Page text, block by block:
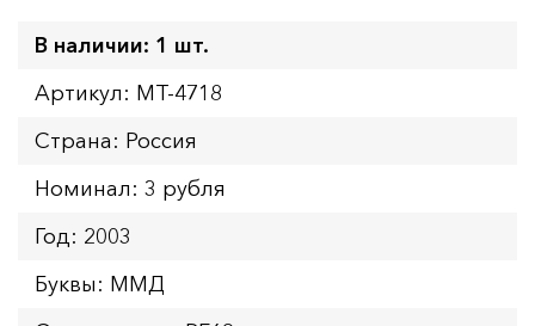
В наличии: 1 шт.
Артикул: MT-4718
Страна: Россия
Номинал: 3 рубля
Год: 2003
Буквы: ММД